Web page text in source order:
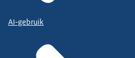
AI-gebruik